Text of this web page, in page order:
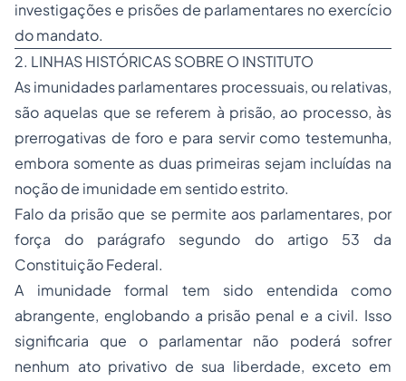
investigações e prisões de parlamentares no exercício
do mandato.
2. LINHAS HISTÓRICAS SOBRE O INSTITUTO
As imunidades parlamentares processuais, ou relativas,
são aquelas que se referem à prisão, ao processo, às
prerrogativas de foro e para servir como testemunha,
embora somente as duas primeiras sejam incluídas na
noção de imunidade em sentido estrito.
Falo da prisão que se permite aos parlamentares, por
força do parágrafo segundo do artigo 53 da
Constituição Federal.
A imunidade formal tem sido entendida como
abrangente, englobando a prisão penal e a civil. Isso
significaria que o parlamentar não poderá sofrer
nenhum ato privativo de sua liberdade, exceto em